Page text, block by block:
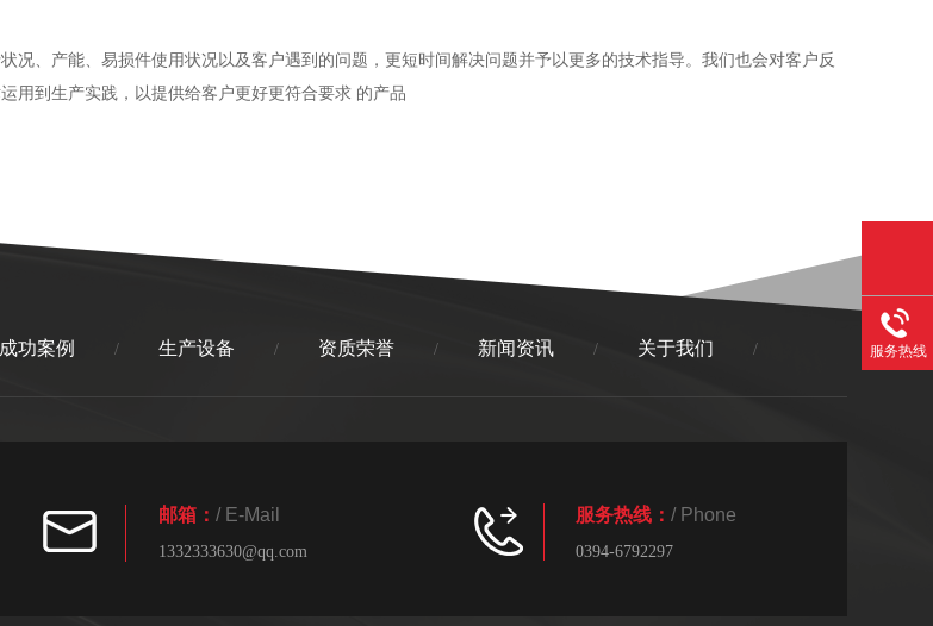
、产能、易损件使用状况以及客户遇到的问题，更短时间解决问题并予以更多的技术指导。我们也会对客户反
用到生产实践，以提供给客户更好更符合要求 的产品
成功案例 / 生产设备 / 资质荣誉 / 新闻资讯 / 关于我们 /
邮箱： / E-Mail
1332333630@qq.com
服务热线： / Phone
0394-6792297
服务热线